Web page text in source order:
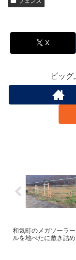
X
ビッ
和気町のメガソーラ
ルを地べたに敷き詰